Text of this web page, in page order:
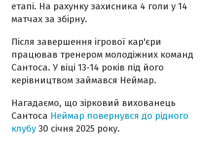
етапі. На рахунку захисника 4 голи у 14
матчах за збірну.
Після завершення ігрової кар'єри
працював тренером молодіжних команд
Сантоса. У віці 13-14 років під його
керівництвом займався Неймар.
Нагадаємо, що зірковий вихованець
Сантоса Неймар повернувся до рідного
клубу 30 січня 2025 року.